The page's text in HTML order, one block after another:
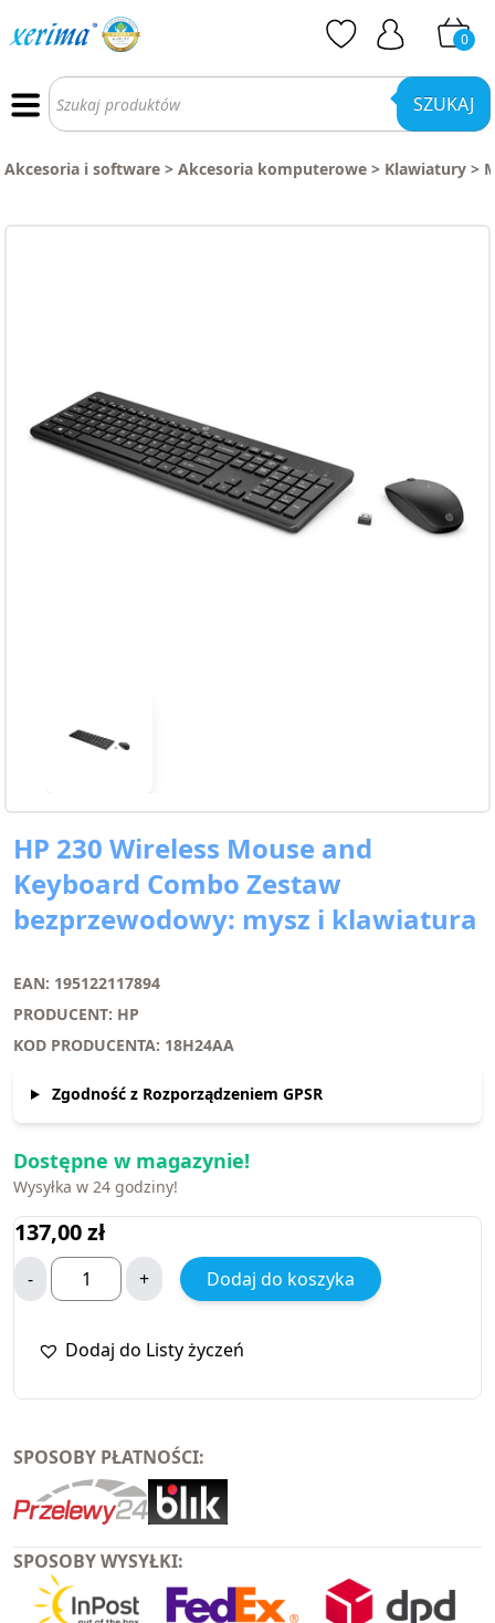
0
Wyszukiwarka
produktów SZUKAJ
Akcesoria i software > Akcesoria komputerowe > Klawiatury >
HP 230 Wireless Mouse and
Keyboard Combo Zestaw
bezprzewodowy: mysz i klawiatura
EAN: 195122117894
PRODUCENT: HP
KOD PRODUCENTA: 18H24AA
Zgodność z Rozporządzeniem GPSR
Dostępne w magazynie!
Wysyłka w 24 godziny!
137,00zł
- + Dodaj do koszyka
Dodaj do Listy życzeń
SPOSOBY PŁATNOŚCI:
SPOSOBY WYSYŁKI: